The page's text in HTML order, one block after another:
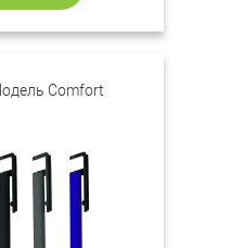
Comfort